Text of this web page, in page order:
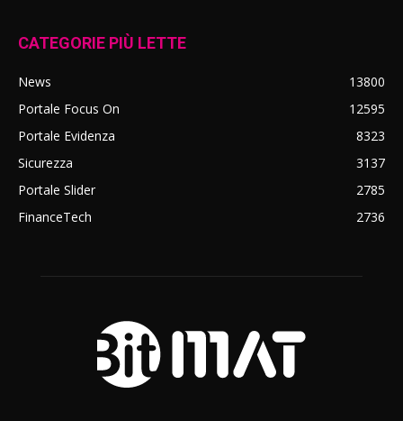
CATEGORIE PIÙ LETTE
News
13800
Portale Focus On
12595
Portale Evidenza
8323
Sicurezza
3137
Portale Slider
2785
FinanceTech
2736